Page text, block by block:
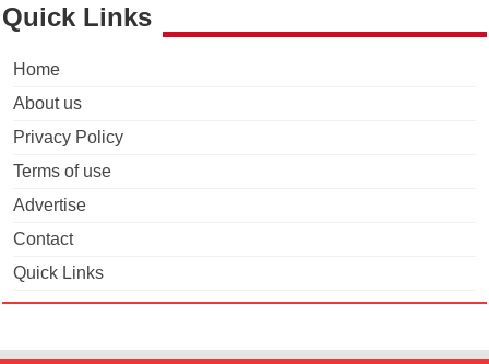
Quick Links
Home
About us
Privacy Policy
Terms of use
Advertise
Contact
Quick Links